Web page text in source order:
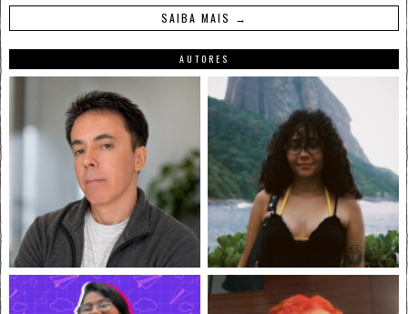
SAIBA MAIS →
AUTORES